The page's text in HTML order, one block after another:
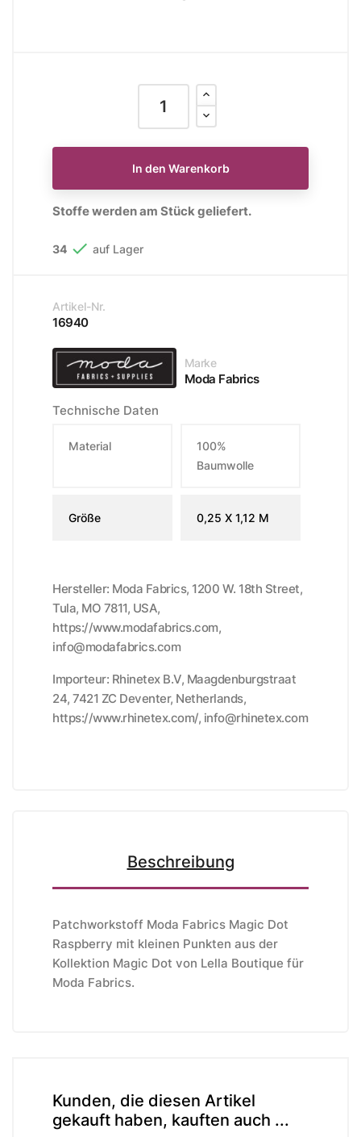
In den Warenkorb
Stoffe werden am Stück geliefert.
34  auf Lager
Artikel-Nr.
16940
Marke
Moda Fabrics
Technische Daten
Material
100%
Baumwolle
Größe 0,25 X 1,12 M
Hersteller: Moda Fabrics, 1200 W. 18th Street,
Tula, MO 7811, USA,
https://www.modafabrics.com,
info@modafabrics.com
Importeur: Rhinetex B.V, Maagdenburgstraat
24, 7421 ZC Deventer, Netherlands,
https://www.rhinetex.com/, info@rhinetex.com
Beschreibung
Patchworkstoff Moda Fabrics Magic Dot
Raspberry mit kleinen Punkten aus der
Kollektion Magic Dot von Lella Boutique für
Moda Fabrics.
Kunden, die diesen Artikel
gekauft haben, kauften auch ...